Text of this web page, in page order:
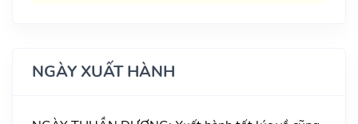
NGÀY XUẤT HÀNH